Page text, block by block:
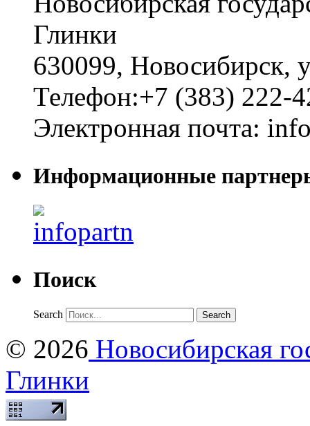
Глинки
630099, Новосибирск,
Телефон:+7 (383) 222-
Электронная почта:
Информационные
Поиск
Search
© 2026 Новосибирская
Глинки